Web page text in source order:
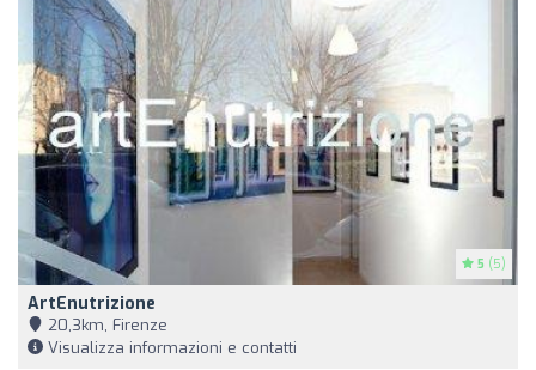
5 (5)
ArtEnutrizione
20,3km, Firenze
Visualizza informazioni e contatti